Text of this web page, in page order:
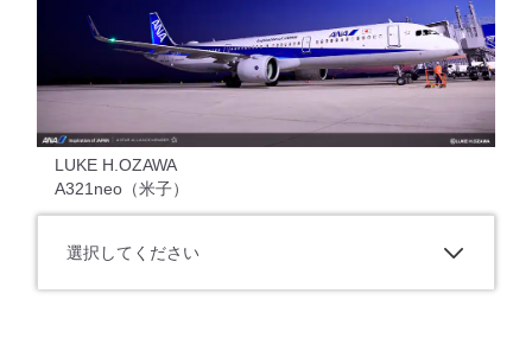
LUKE H.OZAWA
A321neo（米子）
選択してください